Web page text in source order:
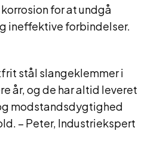
for at undgå
ineffektive forbindelser.
stål slangeklemmer i
år, og de har altid leveret
modstandsdygtighed
– Peter, Industriekspert